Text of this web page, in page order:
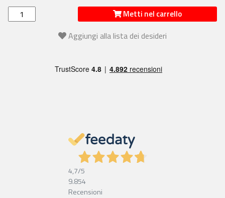
Metti nel carrello
Aggiungi alla lista dei desideri
4,7/5
9.854
Recensioni